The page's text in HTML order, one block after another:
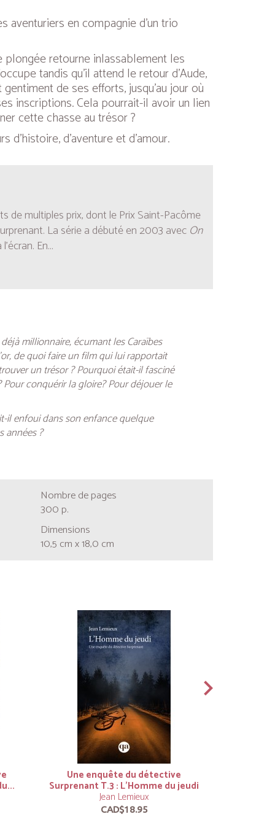
aventuriers en compagnie d’un trio
plongée retourne inlassablement les
tandis qu’il attend le retour d’Aude,
de ses efforts, jusqu’au jour où
inscriptions. Cela pourrait-il avoir un lien
cette chasse au trésor ?
d’aventure et d’amour.
de multiples prix, dont le Prix Saint-Pacôme
La série a débuté en 2003 avecOn
En...
millionnaire, écumant les Caraïbes
de quoi faire un film qui lui rapportait
un trésor ? Pourquoi était-il fasciné
conquérir la gloire? Pour déjouer le
il enfoui dans son enfance quelque
années ?
Nombre de pages
300 p.
Dimensions
10,5 cm x 18,0 cm
Une enquête du détective
Surprenant T.3 : L’Homme du jeudi
Jean Lemieux
CAD$18.95